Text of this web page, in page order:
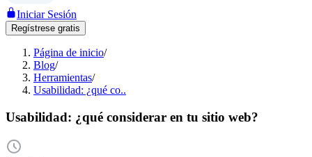
Iniciar Sesión
Regístrese gratis
Página de inicio/
Blog/
Herramientas/
Usabilidad: ¿qué co..
Usabilidad: ¿qué considerar en tu sitio web?